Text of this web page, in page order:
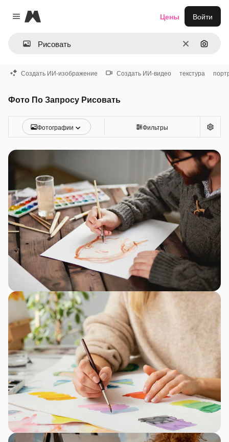
Close menu
Magnific
ОчиститьПоиск
Цены Войти
Создать ИИ-изображение Создать ИИ-видео текстура
Фото По Запросу Рисовать
Фотографии Фильтры